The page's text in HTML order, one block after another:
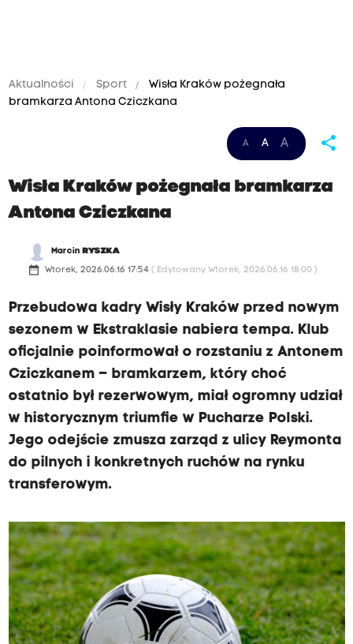
Aktualności Sport
Wisła Kraków pożegnała
bramkarza Antona Cziczkana
A A A share
Wisła Kraków pożegnała bramkarza
Antona Cziczkana
Marcin RYSZKA
date_range Wtorek, 2026.06.16 17:54 ( Edytowany Wtorek, 2026.06.16 18:00 )
Przebudowa kadry Wisły Kraków przed nowym
sezonem w Ekstraklasie nabiera tempa. Klub
oficjalnie poinformował o rozstaniu z Antonem
Cziczkanem – bramkarzem, który choć
ostatnio był rezerwowym, miał ogromny udział
w historycznym triumfie w Pucharze Polski.
Jego odejście zmusza zarząd z ulicy Reymonta
do pilnych i konkretnych ruchów na rynku
transferowym.